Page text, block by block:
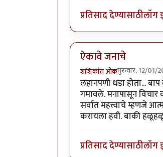
प्रतिसाद देण्यासाठीलॉग
ऐकावे जनाचे
शशिकांत ओकगुरुवार, 12/01/
लहानपणी धडा होता...
गमावले. मनापासून
सर्वात महत्त्वाचे म्हणजे
करायला हवी. बाकी
प्रतिसाद देण्यासाठीलॉग